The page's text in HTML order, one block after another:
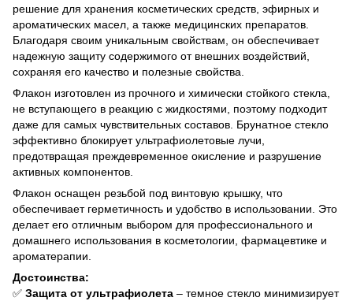
решение для хранения косметических средств, эфирных и
ароматических масел, а также медицинских препаратов.
Благодаря своим уникальным свойствам, он обеспечивает
надежную защиту содержимого от внешних воздействий,
сохраняя его качество и полезные свойства.
Флакон изготовлен из прочного и химически стойкого стекла,
не вступающего в реакцию с жидкостями, поэтому подходит
даже для самых чувствительных составов. Брунатное стекло
эффективно блокирует ультрафиолетовые лучи,
предотвращая преждевременное окисление и разрушение
активных компонентов.
Флакон оснащен резьбой под винтовую крышку, что
обеспечивает герметичность и удобство в использовании. Это
делает его отличным выбором для профессионального и
домашнего использования в косметологии, фармацевтике и
ароматерапии.
Достоинства:
✅ Защита от ультрафиолета – темное стекло минимизирует